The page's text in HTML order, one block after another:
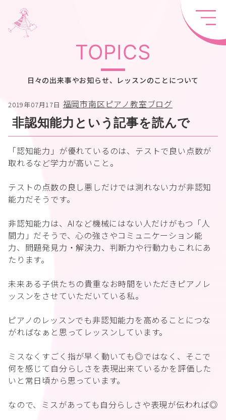
TOPICS
日々の出来事やお知らせ、レッスンのことについて
2019年07月17日 福岡市南区ピアノ教室ブログ
非認知能力という記事を読んで
「認知能力」が優れているのは、テストで良い点数が
取れるなど学力が高いこと。
テストの点数の良し悪しだけでは測れない力が非認知
能力だそうです。
非認知能力は、AIなど機械にはない人だけがもつ「人
間力」だそうで、心の強さやコミュニケーション能
力、問題発見力・解決力、判断力や行動力もこれにあ
たります。
未来ある子供たちの貴重なお時間をいただきピアノレ
ッスンをさせていただいている私。
ピアノのレッスンでも非認知能力を高めることにつな
がればなぁと思ってレッスンしています。
ミスなくすごく指が早く動いても◎ではなく、そこで
何を感じて自分らしさを表現出来ているかを評価した
いと常日頃から思っています。
なので、ミスがあっても自分らしさや表現が伝われば◎